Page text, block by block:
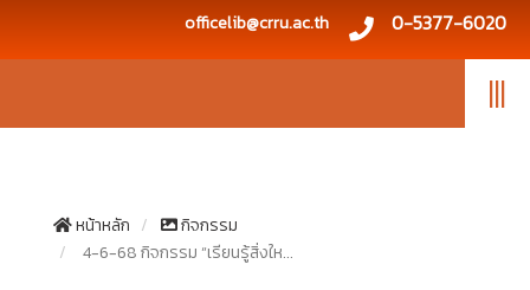
officelib@crru.ac.th 0-5377-6020
|||
หน้าหลัก
กิจกรรม
4-6-68 กิจกรรม “เรียนรู้สิ่งให...